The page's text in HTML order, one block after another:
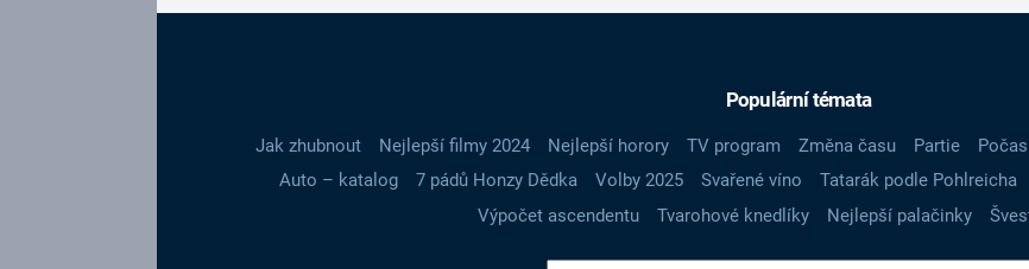
Populární témata
Jak zhubnout Nejlepší filmy 2024 Nejlepší horory TV program Změna času Partie
Auto – katalog
7 pádů Honzy Dědka Volby 2025 Svařené víno Tatarák podle Pohlreicha
Výpočet ascendentu
Tvarohové knedlíky Nejlepší palačinky